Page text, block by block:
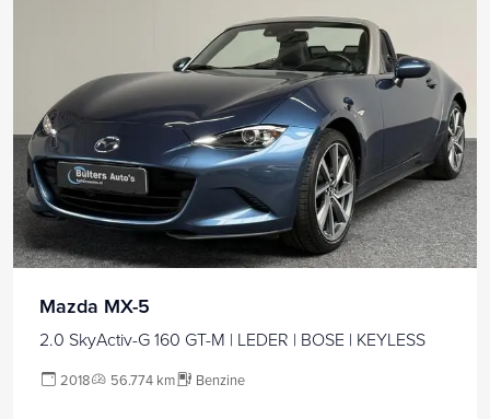
Mazda MX-5
2.0 SkyActiv-G 160 GT-M | LEDER | BOSE | KEYLESS
2018 56.774 km Benzine